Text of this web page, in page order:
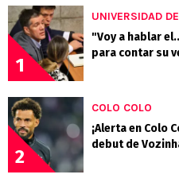
1
UNIVERSIDAD
"Voy a hablar
para contar su
2
COLO COLO
¡Alerta en Colo
debut de